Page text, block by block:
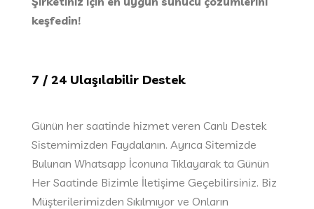
keşfedin!
7 / 24 Ulaşılabilir Destek
Günün her saatinde hizmet veren Canlı Destek
Sistemimizden Faydalanın. Ayrıca Sitemizde
Bulunan Whatsapp İconuna Tıklayarak ta Günün
Her Saatinde Bizimle İletişime Geçebilirsiniz. Biz
Müşterilerimizden Sıkılmıyor ve Onların